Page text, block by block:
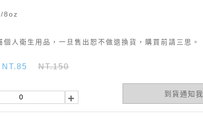
8oz
人衛生用品，一旦售出恕不做退換貨，購買前請三思。
NT.85 NT.150
到貨通知我